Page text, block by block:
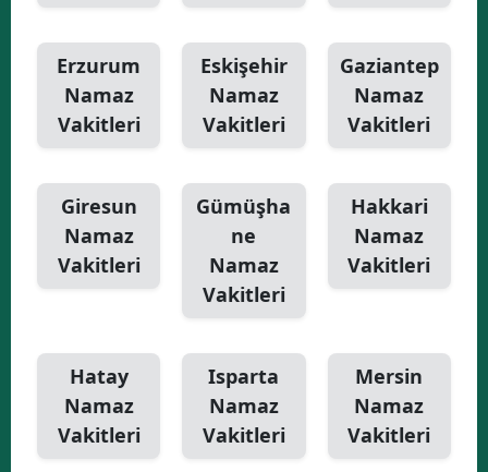
Erzurum
Namaz
Vakitleri
Eskişehir
Namaz
Vakitleri
Gaziantep
Namaz
Vakitleri
Giresun
Namaz
Vakitleri
Gümüşha
ne
Namaz
Vakitleri
Hakkari
Namaz
Vakitleri
Hatay
Namaz
Vakitleri
Isparta
Namaz
Vakitleri
Mersin
Namaz
Vakitleri